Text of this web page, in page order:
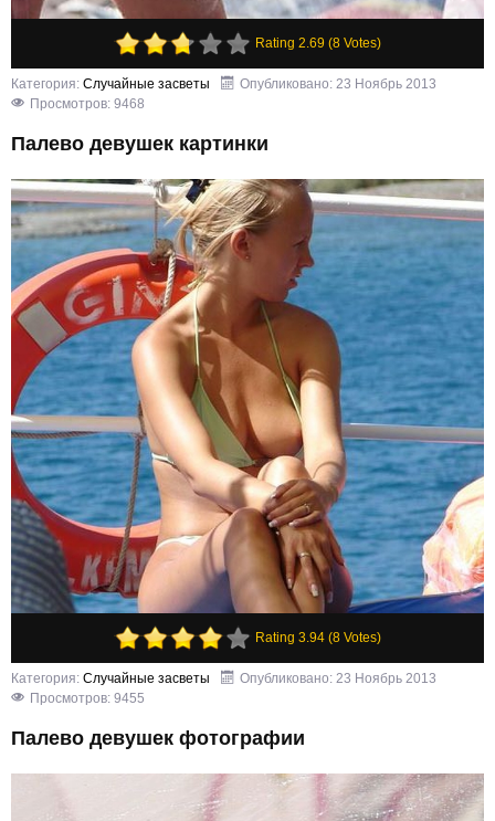
Rating 2.69 (8 Votes)
Категория: Случайные засветы
Опубликовано: 23 Ноябрь 2013
Просмотров: 9468
Палево девушек картинки
Rating 3.94 (8 Votes)
Категория: Случайные засветы
Опубликовано: 23 Ноябрь 2013
Просмотров: 9455
Палево девушек фотографии